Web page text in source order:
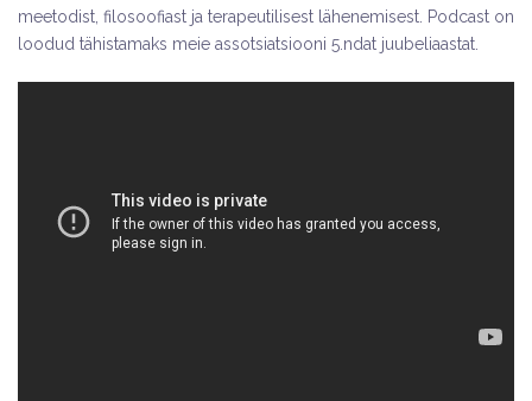
meetodist, filosoofiast ja terapeutilisest lähenemisest. Podcast on
loodud tähistamaks meie assotsiatsiooni 5.ndat juubeliaastat.